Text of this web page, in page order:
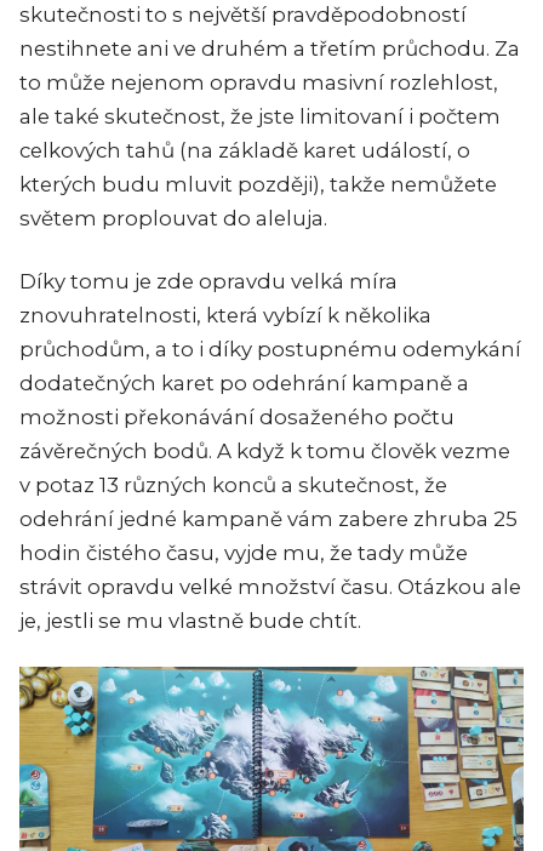
skutečnosti to s největší pravděpodobností
nestihnete ani ve druhém a třetím průchodu. Za
to může nejenom opravdu masivní rozlehlost,
ale také skutečnost, že jste limitovaní i počtem
celkových tahů (na základě karet událostí, o
kterých budu mluvit později), takže nemůžete
světem proplouvat do aleluja.
Díky tomu je zde opravdu velká míra
znovuhratelnosti, která vybízí k několika
průchodům, a to i díky postupnému odemykání
dodatečných karet po odehrání kampaně a
možnosti překonávání dosaženého počtu
závěrečných bodů. A když k tomu člověk vezme
v potaz 13 různých konců a skutečnost, že
odehrání jedné kampaně vám zabere zhruba 25
hodin čistého času, vyjde mu, že tady může
strávit opravdu velké množství času. Otázkou ale
je, jestli se mu vlastně bude chtít.